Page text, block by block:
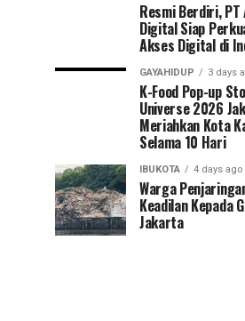
Resmi Berdiri,
Digital Siap
Akses Digital di
GAYAHIDUP 3 days
K-Food Pop-up
Universe 2026
Meriahkan Kota
Selama 10 Hari
IBUKOTA 4 days ago
Warga
Keadilan Kepada
Jakarta